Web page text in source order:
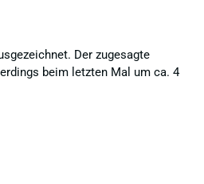
Der zugesagte
beim letzten Mal um ca. 4